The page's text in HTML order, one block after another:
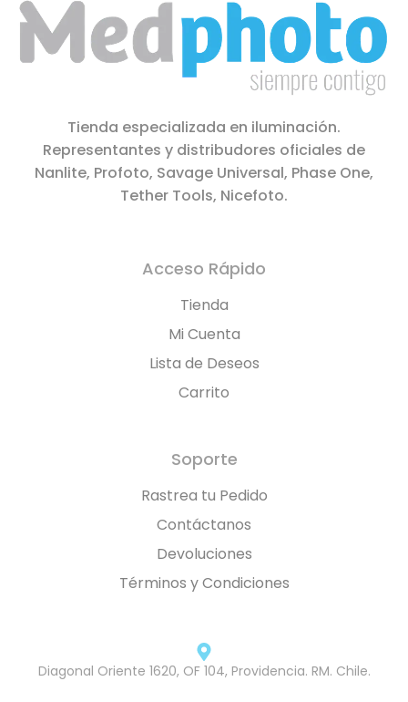
Tienda especializada en iluminación.
Representantes y distribudores oficiales de
Nanlite, Profoto, Savage Universal, Phase One,
Tether Tools, Nicefoto.
Acceso Rápido
Tienda
Mi Cuenta
Lista de Deseos
Carrito
Soporte
Rastrea tu Pedido
Contáctanos
Devoluciones
Términos y Condiciones
Diagonal Oriente 1620, OF 104, Providencia. RM. Chile.